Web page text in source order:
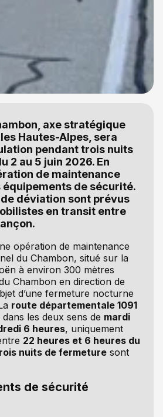
axe stratégique
Hautes-Alpes, sera
pendant trois nuits
2 au 5 juin 2026. En
de maintenance
de sécurité.
déviation sont prévus
en transit entre
opération de maintenance
du Chambon, situé sur la
à environ 300 mètres
Chambon en direction de
d’une fermeture nocturne
route départementale 1091
les deux sens de mardi
6 heures, uniquement
22 heures et 6 heures du
nuits de fermeturesont
de sécurité